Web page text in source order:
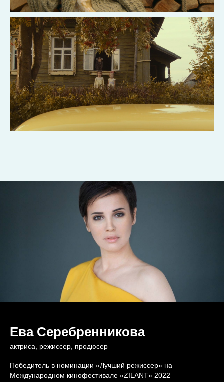
Ева Серебренникова
актриса, режиссер, продюсер
Победитель в номинации «Лучший режиссер» на
Международном кинофестивале «ZILANT» 2022